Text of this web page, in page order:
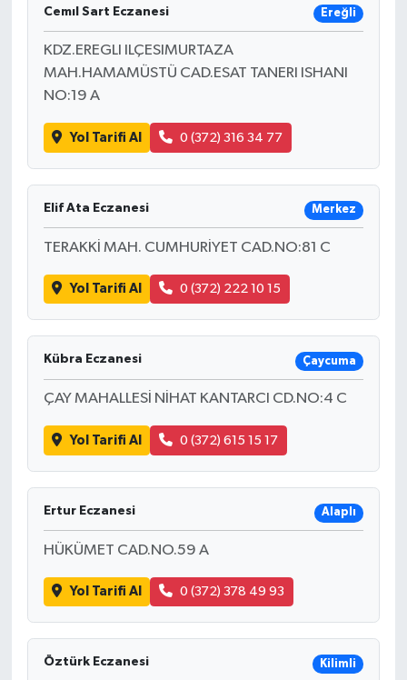
Cemıl Sart Eczanesi Ereğli
KDZ.EREGLI ILÇESIMURTAZA
MAH.HAMAMÜSTÜ CAD.ESAT TANERI ISHANI
NO:19 A
Yol Tarifi Al 0 (372) 316 34 77
Elif Ata Eczanesi Merkez
TERAKKİ MAH. CUMHURİYET CAD.NO:81 C
Yol Tarifi Al 0 (372) 222 10 15
Kübra Eczanesi Çaycuma
ÇAY MAHALLESİ NİHAT KANTARCI CD.NO:4 C
Yol Tarifi Al 0 (372) 615 15 17
Ertur Eczanesi Alaplı
HÜKÜMET CAD.NO.59 A
Yol Tarifi Al 0 (372) 378 49 93
Öztürk Eczanesi Kilimli